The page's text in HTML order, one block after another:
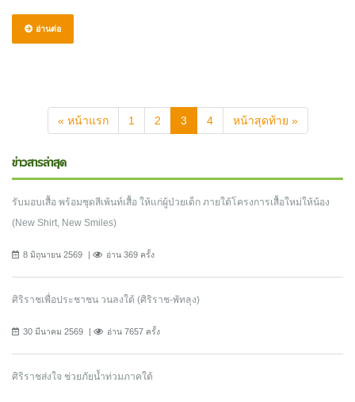
อ่านต่อ
« หน้าแรก 1 2 3(current)
4 หน้าสุดท้าย »
ข่าวสารล่าสุด
รับมอบเสื้อ พร้อมชุดสีเพ้นท์เสื้อ ให้แก่ผู้ป่วยเด็ก ภายใต้โครงการเสื้อใหม่ให้น้อง
(New Shirt, New Smiles)
8 มิถุนายน 2569 อ่าน 369 ครั้ง
ศิริราชเพื่อประชาชน วนลงใต้ (ศิริราช-พัทลุง)
30 มีนาคม 2569 อ่าน 7657 ครั้ง
ศิริราชส่งใจ ช่วยภัยน้ำท่วมภาคใต้